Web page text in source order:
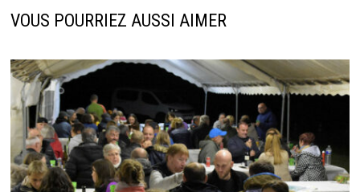
VOUS POURRIEZ AUSSI AIMER